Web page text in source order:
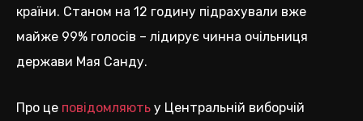
країни. Станом на 12 годину підрахували вже
майже 99% голосів – лідирує чинна очільниця
держави Мая Санду.
Про це повідомляють у Центральній виборчій